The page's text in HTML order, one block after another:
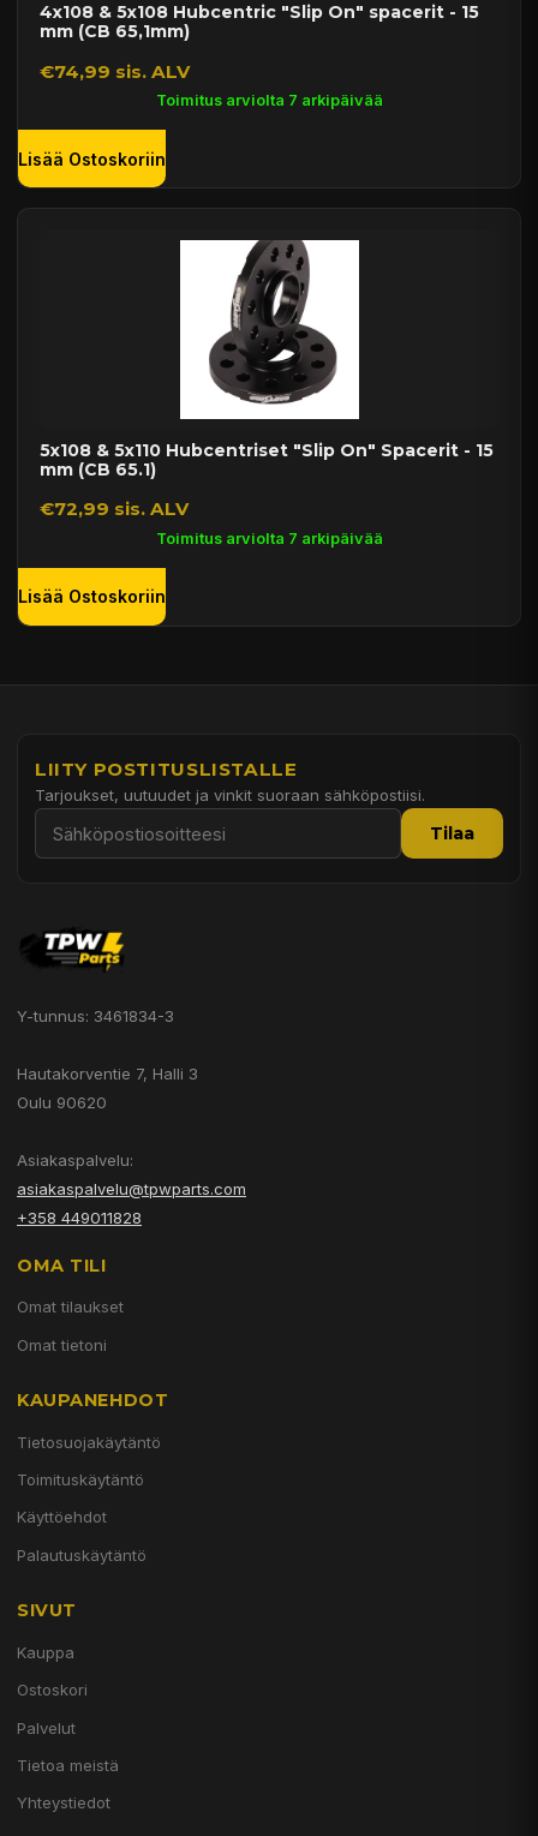
4x108 & 5x108 Hubcentric "Slip On" spacerit - 15
mm (CB 65,1mm)
€74,99 sis. ALV
Toimitus arviolta 7 arkipäivää
Lisää Ostoskoriin
5x108 & 5x110 Hubcentriset "Slip On" Spacerit - 15
mm (CB 65.1)
€72,99 sis. ALV
Toimitus arviolta 7 arkipäivää
Lisää Ostoskoriin
LIITY POSTITUSLISTALLE
Tarjoukset, uutuudet ja vinkit suoraan sähköpostiisi.
Tilaa
Y-tunnus: 3461834-3
Hautakorventie 7, Halli 3
Oulu 90620
Asiakaspalvelu:
asiakaspalvelu@tpwparts.com
+358 449011828
OMA TILI
Omat tilaukset
Omat tietoni
KAUPANEHDOT
Tietosuojakäytäntö
Toimituskäytäntö
Käyttöehdot
Palautuskäytäntö
SIVUT
Kauppa
Ostoskori
Palvelut
Tietoa meistä
Yhteystiedot